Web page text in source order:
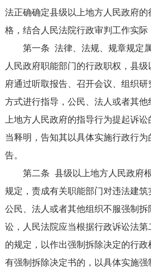
法正确确定县级以上地方人民政府的
格，结合人民法院行政审判工作实际
第一条 法律、法规、规章规定
人民政府职能部门的行政职权，县
府通过听取报告、召开会议、组织
方式进行指导，公民、法人或者其他
上地方人民政府的指导行为提起诉
当释明，告知其以具体实施行政行为
告。
第二条 县级以上地方人民政府根
规定，责成有关职能部门对违法建筑
公民、法人或者其他组织不服强制拆
讼，人民法院应当根据行政诉讼法第
的规定，以作出强制拆除决定的行
有强制拆除决定书的，以具体实施强